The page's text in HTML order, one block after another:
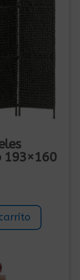
193×160